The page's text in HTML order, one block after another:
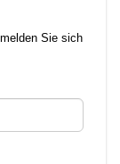
Sie sich